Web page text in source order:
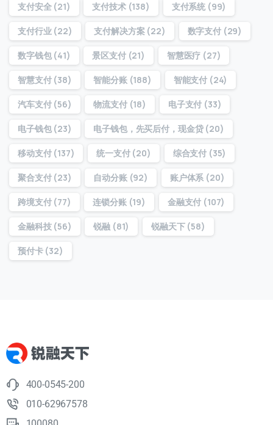
支付安全(21) 支付技术(138) 支付系统 (99)
支付行业(22) 支付解决方案(22) 数字支付(29)
数字钱包(41) 景区支付(21) 智慧医疗 (27)
智慧支付(38) 智能分账(188) 智能支付 (24)
汽车支付(56) 物流支付(18) 电子支付 (33)
电子钱包(23) 电子钱包，先买后付，现金贷(20)
移动支付(137) 统一支付(20) 综合支付 (35)
聚合支付(23) 自动分账(92) 账户体系 (20)
跨境支付(77) 连锁分账(19) 金融支付 (107)
金融科技(56) 锐融 (81) 锐融天下(58)
预付卡(32)
400-0545-200
010-62967578
访问历史
提交
我们通常的回复时间： 30 分钟内